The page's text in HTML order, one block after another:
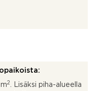
2
. Lisäksi piha-alueella